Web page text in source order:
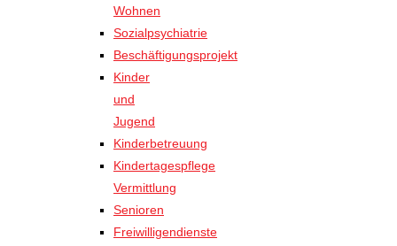
Wohnen
Sozialpsychiatrie
Beschäftigungsprojekt
Kinder
und
Jugend
Kinderbetreuung
Kindertagespflege
Vermittlung
Senioren
Freiwilligendienste